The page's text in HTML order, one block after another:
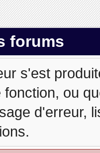
forums
s'est
fonction, ou
d'erreur,